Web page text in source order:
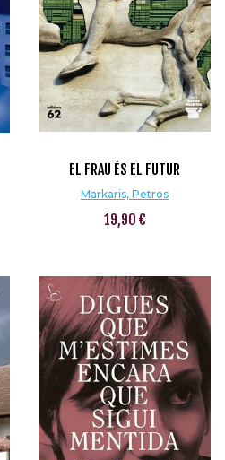
EL FRAU ÉS EL FUTUR
Markaris, Petros
19,90 €